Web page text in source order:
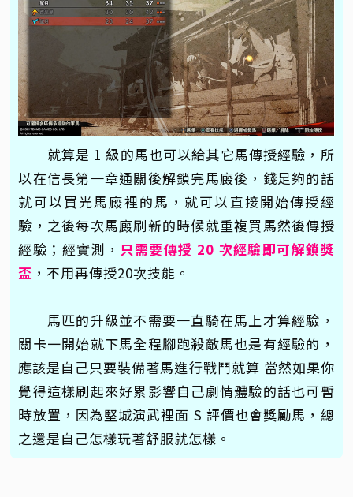
就算是 1 級的馬也可以給其它馬傳授經驗，所
以在信長第一章通關後解鎖完馬廄後，錢足夠的話
就可以買光馬廄裡的馬，就可以直接開始傳授經
驗，之後每次馬廄刷新的時候就重複買馬然後傳授
經驗；經實測， 只需要傳授 20 次經驗即可解鎖獎
盃 ，不用再傳授20次技能。
馬匹的升級並不需要一直騎在馬上才算經驗，
關卡一開始就下馬全程腳跑殺敵馬也是有經驗的，
應該是自己只要裝備著馬進行戰鬥就算 當然如果你
覺得這樣刷起來好累影響自己劇情體驗的話也可暫
時放置，因為堅城演武裡面 S 評價也會獎勵馬，總
之還是自己怎樣玩著舒服就怎樣。